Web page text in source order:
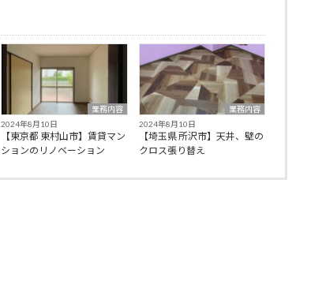
業務内容
2024年8月10日
【東京都 東村山市】賃貸マン
ションのリノベーション
業務内容
2024年8月10日
【埼玉県 所沢市】天井、壁の
クロス張り替え